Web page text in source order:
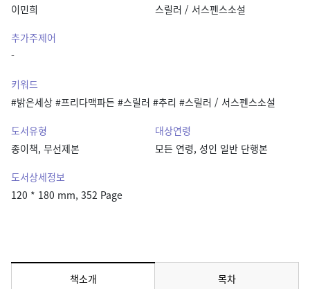
이민희
스릴러 / 서스펜스소설
추가주제어
-
키워드
#밝은세상 #프리다맥파든 #스릴러 #추리 #스릴러 / 서스펜스소설
도서유형
종이책, 무선제본
대상연령
모든 연령, 성인 일반 단행본
도서상세정보
120 * 180 mm, 352 Page
책소개메뉴 선택됨 목차